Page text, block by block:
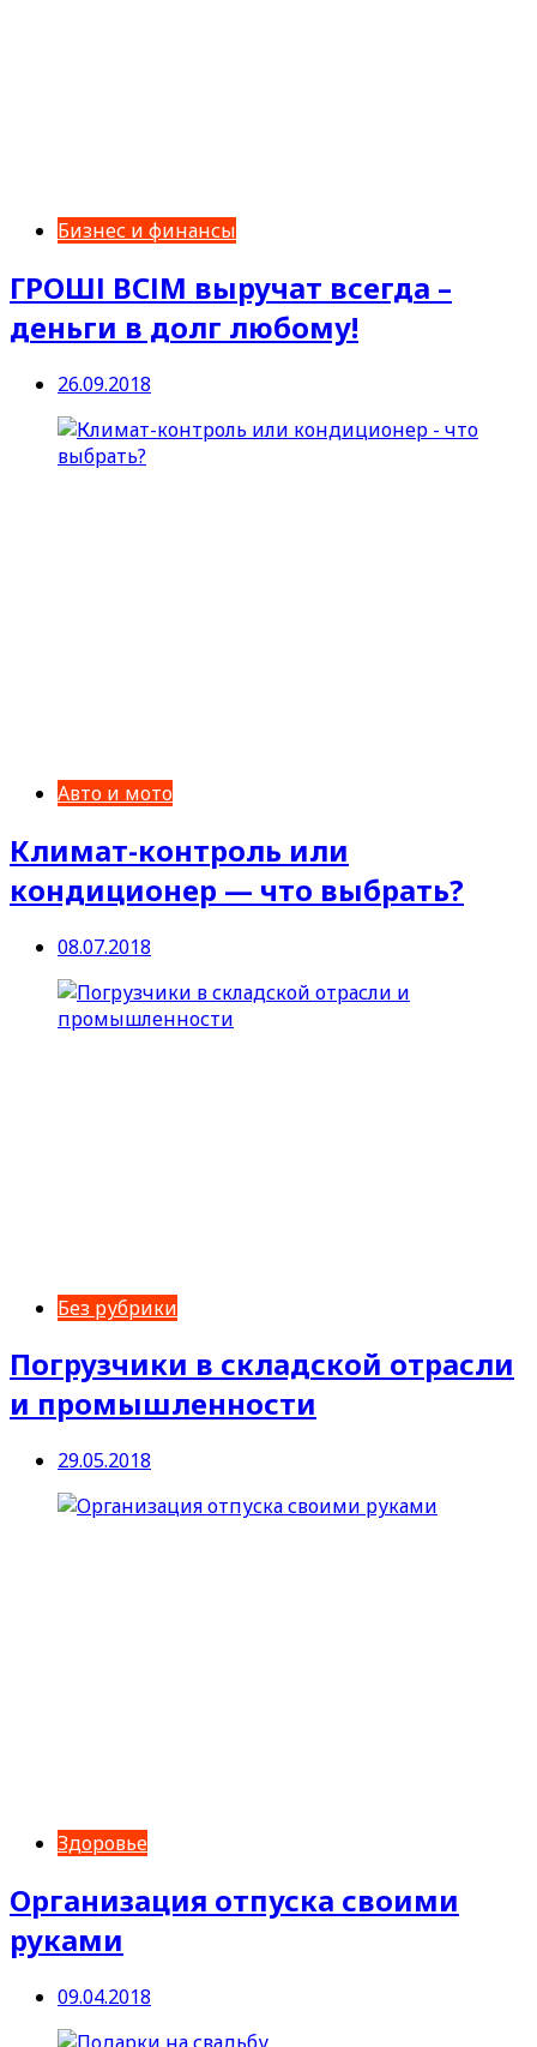
Бизнес и финансы
ГРОШІ ВСІМ выручат всегда –
деньги в долг любому!
26.09.2018
Авто и мото
Климат-контроль или
кондиционер — что выбрать?
08.07.2018
Без рубрики
Погрузчики в складской отрасли
и промышленности
29.05.2018
Здоровье
Организация отпуска своими
руками
09.04.2018